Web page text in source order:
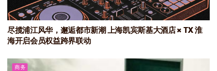
尽揽浦江风华，邂逅都市新潮 上海凯宾斯基大酒店 × TX 淮
海开启会员权益跨界联动
商务